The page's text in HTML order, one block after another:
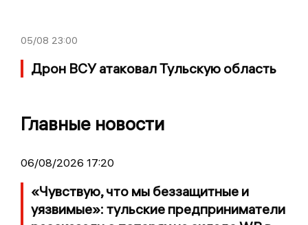
05/08 23:00
Дрон ВСУ атаковал Тульскую область
Главные новости
06/08/2026 17:20
«Чувствую, что мы беззащитные и
уязвимые»: тульские предприниматели